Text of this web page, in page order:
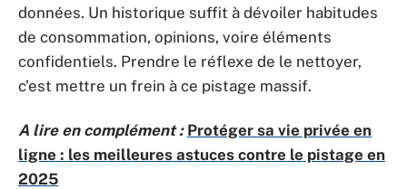
données. Un historique suffit à dévoiler habitudes
de consommation, opinions, voire éléments
confidentiels. Prendre le réflexe de le nettoyer,
c’est mettre un frein à ce pistage massif.
A lire en complément : Protéger sa vie privée en
ligne : les meilleures astuces contre le pistage en
2025